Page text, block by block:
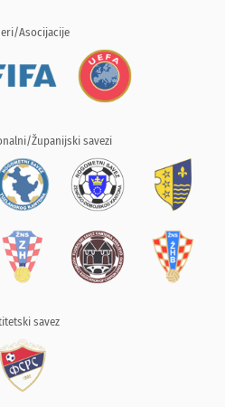
Asocijacije
Županijski savezi
savez